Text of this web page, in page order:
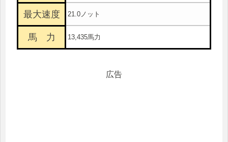
最大速度 21.0ノット
馬 力 13,435馬力
広告